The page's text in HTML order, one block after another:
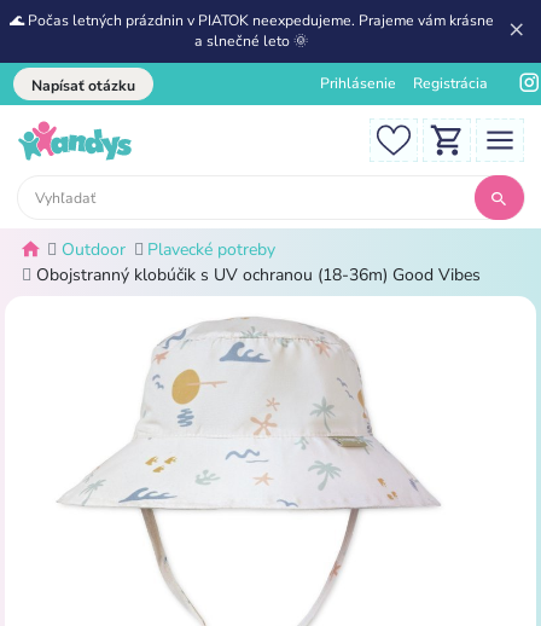
🌊 Počas letných prázdnin v PIATOK neexpedujeme. Prajeme vám krásne
a slnečné leto 🌞
Napísať otázku Prihlásenie Registrácia
Outdoor
Plavecké potreby
Obojstranný klobúčik s UV ochranou (18-36m) Good Vibes